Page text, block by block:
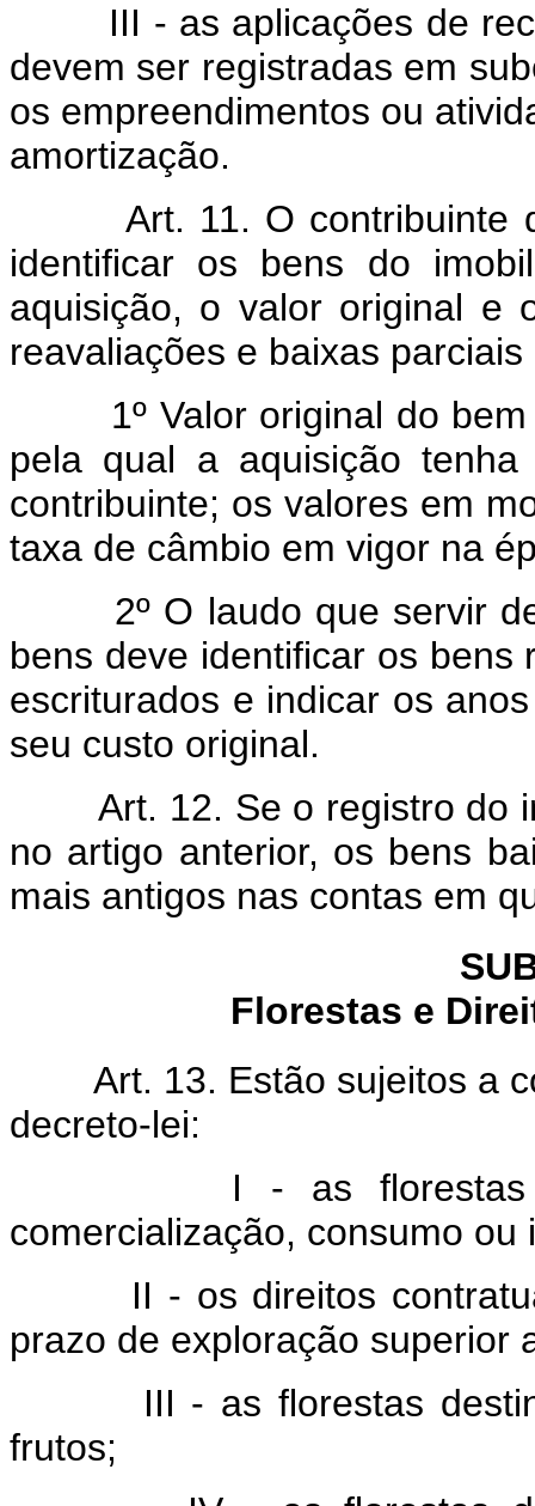
III - as aplicações de
devem ser registradas em
os empreendimentos ou
amortização.
Art. 11. O contribuinte
identificar os bens do
aquisição, o valor original e
reavaliações e baixas
1º Valor original do bem
pela qual a aquisição
contribuinte; os valores em
taxa de câmbio em vigor na
2º O laudo que servir de
bens deve identificar os
escriturados e indicar os
seu custo original.
Art. 12. Se o registro do
no artigo anterior, os bens
mais antigos nas contas em
Florestas e
Art. 13. Estão sujeitos a
decreto-lei:
I - as florestas que
comercialização, consumo ou
II - os direitos
prazo de exploração superior
III - as florestas
frutos;